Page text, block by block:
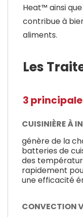
Heat™ ainsi
contribue à
aliments.
Les
3
CUISINIÈRE À
génère de la
batteries de
des
rapidement
une efficacité
CONVECTION